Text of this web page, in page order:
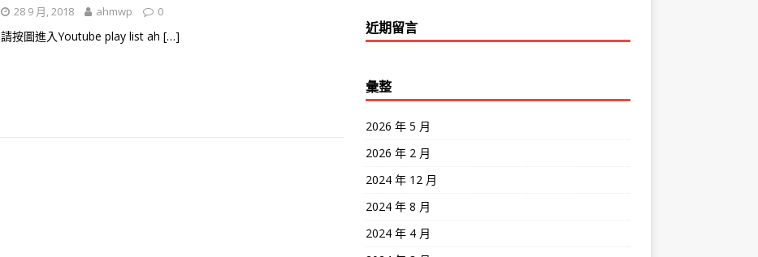
28 9 月, 2018 ahmwp 0
請按圖進入Youtube play list ah […] 近期留言
彙整
2026 年 5 月
2026 年 2 月
2024 年 12 月
2024 年 8 月
2024 年 4 月